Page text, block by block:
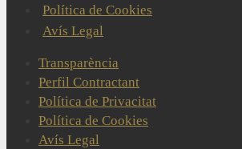
Política de Cookies
Avís Legal
Transparència
Perfil Contractant
Política de Privacitat
Política de Cookies
Avís Legal